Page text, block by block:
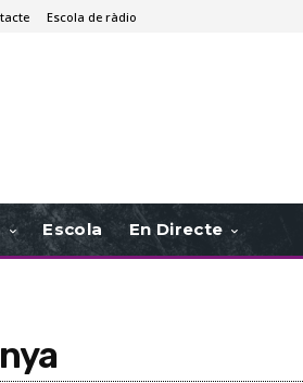
Escola de ràdio
Escola En Directe